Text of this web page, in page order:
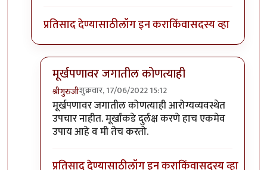
प्रतिसाद देण्यासाठीलॉग इन कराकिंवासदस्य व्हा
मूर्खपणावर जगातील कोणत्याही
श्रीगुरुजीशुक्रवार, 17/06/2022 15:12
In reply toअग्निपथ मुळे चीन आणिbyप्रसाद_१९८२
मूर्खपणावर जगातील कोणत्याही आरोग्यव्यवस्थेत
उपचार नाहीत. मूर्खांकडे दुर्लक्ष करणे हाच एकमेव
उपाय आहे व मी तेच करतो.